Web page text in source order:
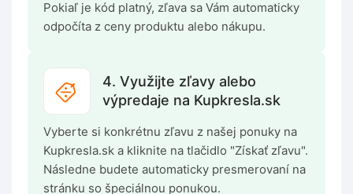
Pokiaľ je kód platný, zľava sa Vám automaticky
odpočíta z ceny produktu alebo nákupu.
4. Využijte zľavy alebo
výpredaje na Kupkresla.sk
Vyberte si konkrétnu zľavu z našej ponuky na
Kupkresla.sk a kliknite na tlačidlo "Získať zľavu".
Následne budete automaticky presmerovaní na
stránku so špeciálnou ponukou.